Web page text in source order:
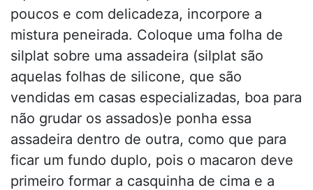
poucos e com delicadeza, incorpore a
mistura peneirada. Coloque uma folha de
silplat sobre uma assadeira (silplat são
aquelas folhas de silicone, que são
vendidas em casas especializadas, boa para
não grudar os assados)e ponha essa
assadeira dentro de outra, como que para
ficar um fundo duplo, pois o macaron deve
primeiro formar a casquinha de cima e a